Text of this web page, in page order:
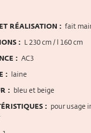
RÉALISATION : fait
: L 230 cm / l 160 cm
: AC3
: laine
: bleu et beige
: pour usage